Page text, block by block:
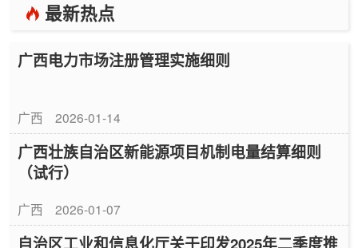
最新热点
广西电力市场注册管理实施细则
广西 2026-01-14
广西壮族自治区新能源项目机制电量结算细则
（试行）
广西 2026-01-07